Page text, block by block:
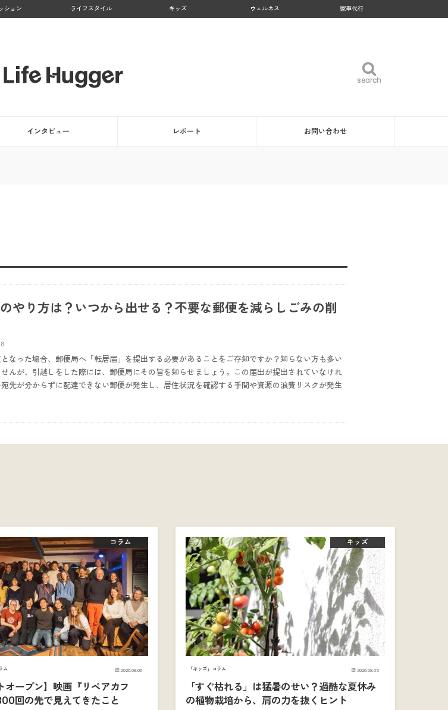
ション ライフスタイル キッズ ウェルネス 家事代行
search
search
インタビュー レポート お問い合わせ
やり方は？いつから出せる？不要な郵便を減らしごみの削
なった場合、郵便局へ「転居届」を提出する必要があることをご存知ですか？知らない方も多い
んが、引越しをした際には、郵便局にその旨を知らせましょう。この届出が提出されていなけれ
先が分からずに配達できない郵便が発生し、居住状況を確認する手間や資源の浪費リスクが発生
コラム
ム 2026.08.06
オープン】映画『リペアカフ
回の先で見えてきたこと
キッズ
「キッズ」コラム 2026.08.05
「すぐ枯れる」は猛暑のせい？過酷な夏休み
の植物栽培から、肩の力を抜くヒント